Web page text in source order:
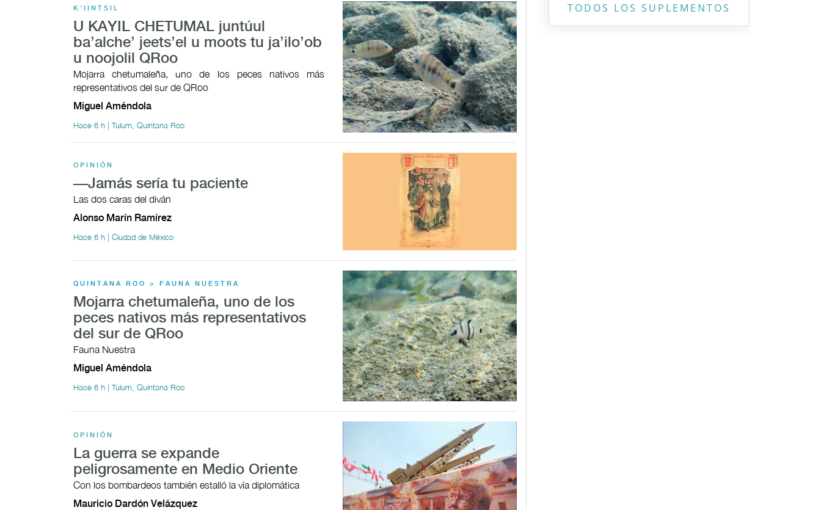
K'IINTSIL
U KAYIL CHETUMAL juntúul
ba’alche’ jeets’el u moots tu ja’ilo’ob
u noojolil QRoo
Mojarra chetumaleña, uno de los peces nativos más
representativos del sur de QRoo
Miguel Améndola
Hace 6 h | Tulum, Quintana Roo
OPINIÓN
—Jamás sería tu paciente
Las dos caras del diván
Alonso Marín Ramírez
Hace 6 h | Ciudad de México
QUINTANA ROO > FAUNA NUESTRA
Mojarra chetumaleña, uno de los
peces nativos más representativos
del sur de QRoo
Fauna Nuestra
Miguel Améndola
Hace 6 h | Tulum, Quintana Roo
OPINIÓN
La guerra se expande
peligrosamente en Medio Oriente
Con los bombardeos también estalló la vía diplomática
Mauricio Dardón Velázquez
TODOS LOS SUPLEMENTOS